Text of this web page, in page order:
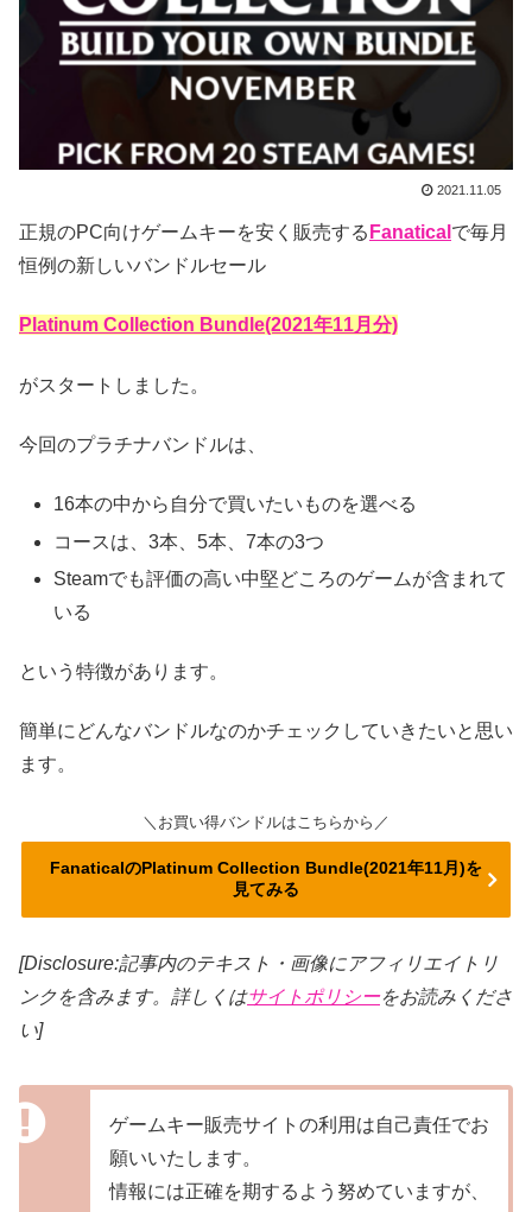
2021.11.05
正規のPC向けゲームキーを安く販売する Fanatical で毎月
恒例の新しいバンドルセール
Platinum Collection Bundle(2021年11月分)
がスタートしました。
今回のプラチナバンドルは、
16本の中から自分で買いたいものを選べる
コースは、3本、5本、7本の3つ
Steamでも評価の高い中堅どころのゲームが含まれて
いる
という特徴があります。
簡単にどんなバンドルなのかチェックしていきたいと思い
ます。
＼お買い得バンドルはこちらから／
FanaticalのPlatinum Collection Bundle(2021年11月)を
見てみる
[Disclosure:記事内のテキスト・画像にアフィリエイトリ
ンクを含みます。詳しくはサイトポリシーをお読みくださ
い]
ゲームキー販売サイトの利用は自己責任でお
願いいたします。
情報には正確を期するよう努めていますが、